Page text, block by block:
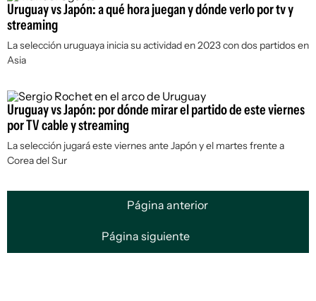
Uruguay vs Japón: a qué hora juegan y dónde verlo por tv y
streaming
La selección uruguaya inicia su actividad en 2023 con dos partidos en
Asia
Uruguay vs Japón: por dónde mirar el partido de este viernes
por TV cable y streaming
La selección jugará este viernes ante Japón y el martes frente a
Corea del Sur
Página anterior
Página siguiente